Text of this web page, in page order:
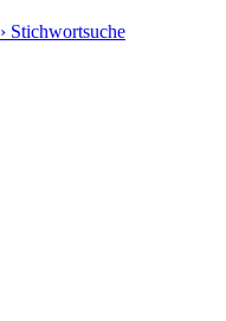
› Stichwortsuche